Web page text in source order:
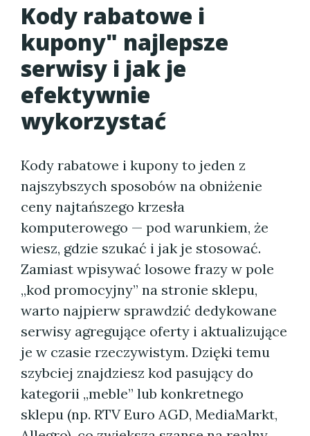
Kody rabatowe i
kupony" najlepsze
serwisy i jak je
efektywnie
wykorzystać
Kody rabatowe i kupony to jeden z
najszybszych sposobów na obniżenie
ceny najtańszego krzesła
komputerowego — pod warunkiem, że
wiesz, gdzie szukać i jak je stosować.
Zamiast wpisywać losowe frazy w pole
„kod promocyjny” na stronie sklepu,
warto najpierw sprawdzić dedykowane
serwisy agregujące oferty i aktualizujące
je w czasie rzeczywistym. Dzięki temu
szybciej znajdziesz kod pasujący do
kategorii „meble” lub konkretnego
sklepu (np. RTV Euro AGD, MediaMarkt,